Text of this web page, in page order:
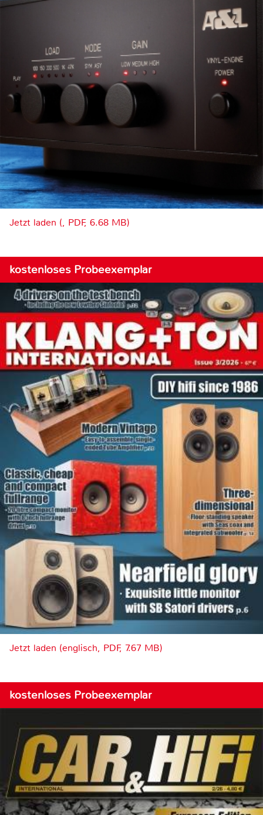
Jetzt laden (, PDF, 6.68 MB)
kostenloses Probeexemplar
Jetzt laden (englisch, PDF, 7.67 MB)
kostenloses Probeexemplar